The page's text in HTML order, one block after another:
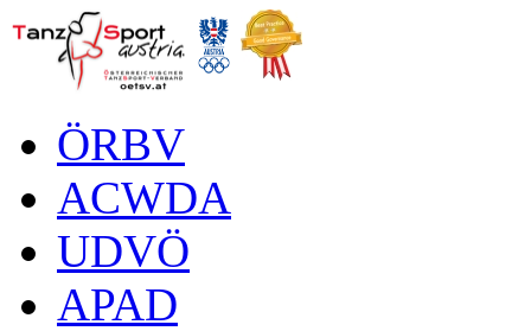
ÖRBV
ACWDA
UDVÖ
APAD